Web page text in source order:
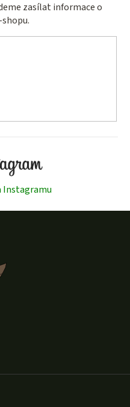
zasílat informace o
Instagramu